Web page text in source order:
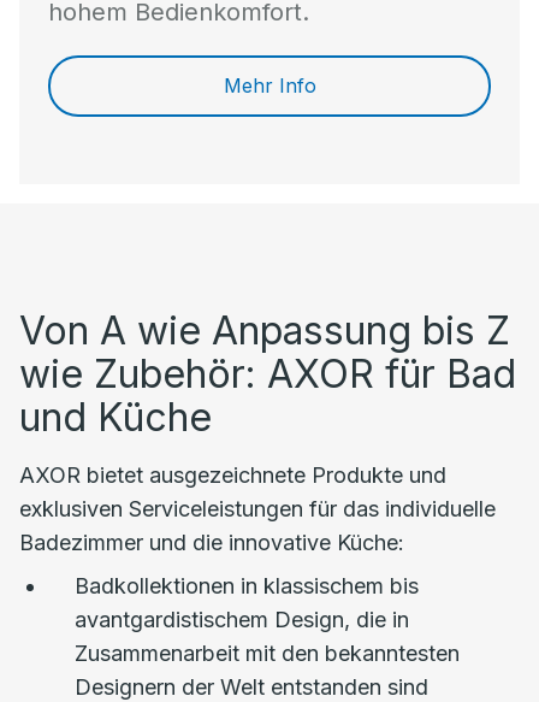
hohem Bedienkomfort.
Mehr Info
Von A wie Anpassung bis Z
wie Zubehör: AXOR für Bad
und Küche
AXOR bietet ausgezeichnete Produkte und
exklusiven Serviceleistungen für das individuelle
Badezimmer und die innovative Küche:
Badkollektionen in klassischem bis
avantgardistischem Design, die in
Zusammenarbeit mit den bekanntesten
Designern der Welt entstanden sind